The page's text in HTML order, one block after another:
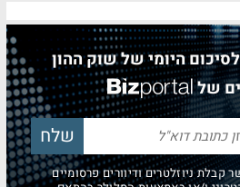
היומי של שוק ההון
של
קבלת ניוזלטרים ודיוורים פרסומיים